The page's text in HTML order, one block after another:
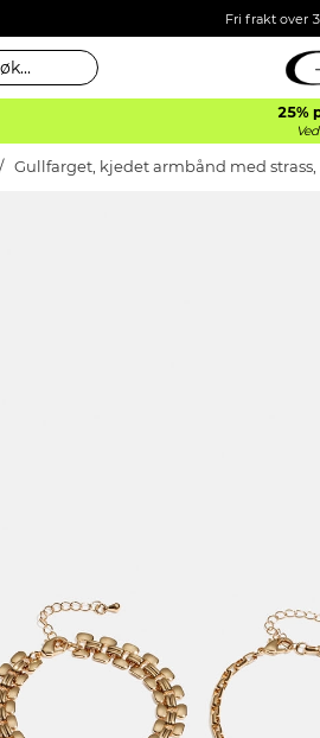
Fri frakt over
25%
Gullfarget, kjedet armbånd med